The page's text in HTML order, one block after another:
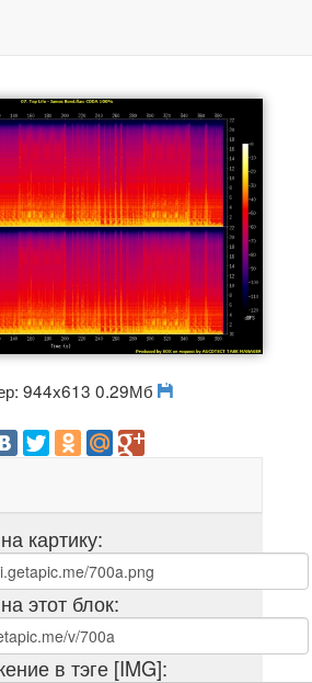
944x613 0.29Мб
картику:
этот блок:
в тэге [IMG]: